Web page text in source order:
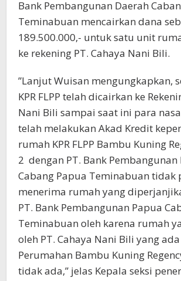
Bank Pembangunan Daerah
Teminabuan mencairkan dana
189.500.000,- untuk satu unit
ke rekening PT. Cahaya Nani Bili.
”Lanjut Wuisan mengungkapkan,
KPR FLPP telah dicairkan ke
Nani Bili sampai saat ini para
telah melakukan Akad Kredit
rumah KPR FLPP Bambu Kuning
2 dengan PT. Bank Pembangunan
Cabang Papua Teminabuan tidak
menerima rumah yang
PT. Bank Pembangunan Papua
Teminabuan oleh karena rumah
oleh PT. Cahaya Nani Bili yang
Perumahan Bambu Kuning
tidak ada,” jelas Kepala seksi